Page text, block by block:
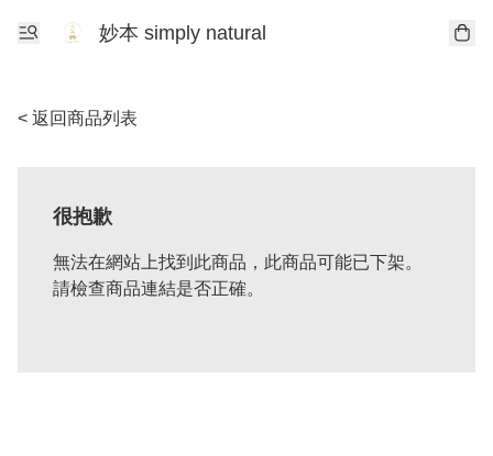
妙本 simply natural
< 返回商品列表
很抱歉
無法在網站上找到此商品，此商品可能已下架。
請檢查商品連結是否正確。